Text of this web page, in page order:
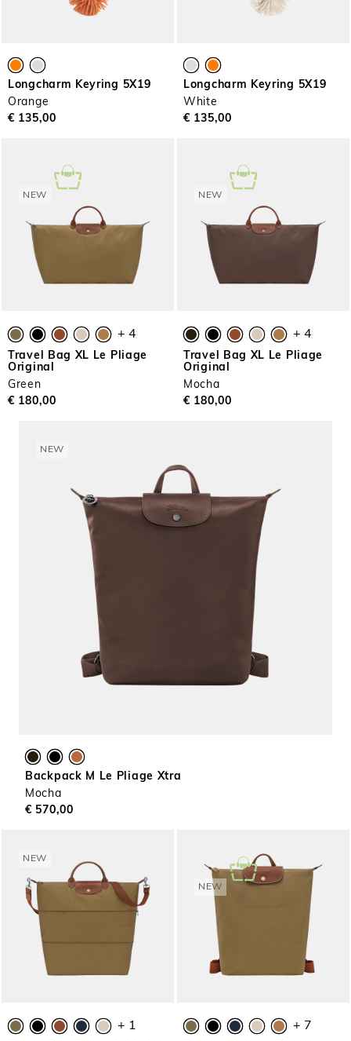
Longcharm Keyring 5X19
Orange
€ 135,00
Longcharm Keyring 5X19
White
€ 135,00
NEW
+ 4
Travel Bag XL Le Pliage
Original
Green
€ 180,00
NEW
+ 4
Travel Bag XL Le Pliage
Original
Mocha
€ 180,00
NEW
Backpack M Le Pliage Xtra
Mocha
€ 570,00
NEW
+ 1
NEW
+ 7